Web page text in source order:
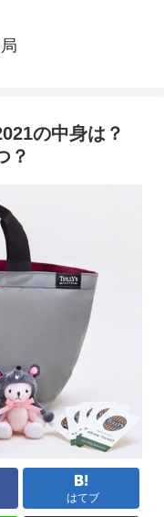
の中身は？
？
はてブ